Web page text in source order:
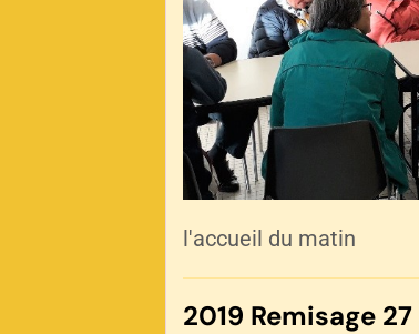
l'accueil du matin
2019 Remisage